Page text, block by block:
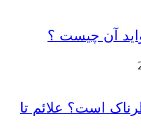
آن چیست ؟
است؟ علائم تا